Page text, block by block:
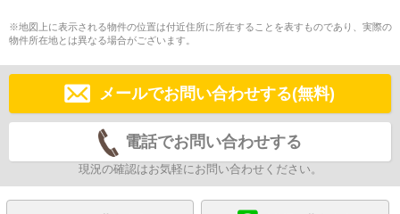
※地図上に表示される物件の位置は付近住所に所在することを表すものであり、実際の
物件所在地とは異なる場合がございます。
メールでお問い合わせする(無料)
電話でお問い合わせする
現況の確認はお気軽にお問い合わせください。